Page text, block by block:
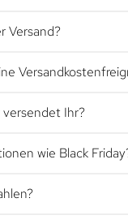
Versand?
Ihr?
wie Black